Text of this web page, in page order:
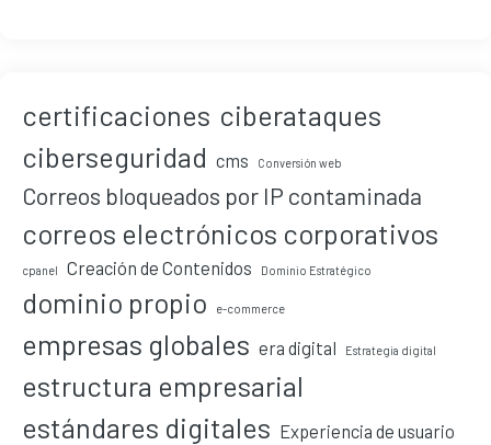
certificaciones ciberataques
ciberseguridad cms Conversión web
Correos bloqueados por IP contaminada
correos electrónicos corporativos
cpanel Creación de Contenidos Dominio Estratégico
dominio propio e-commerce
empresas globales era digital Estrategia digital
estructura empresarial
estándares digitales Experiencia de usuario